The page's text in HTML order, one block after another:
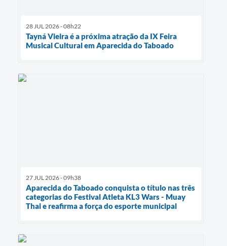
28 JUL 2026 - 08h22
Tayná Vieira é a próxima atração da IX Feira
Musical Cultural em Aparecida do Taboado
27 JUL 2026 - 09h38
Aparecida do Taboado conquista o título nas três
categorias do Festival Atleta KL3 Wars - Muay
Thai e reafirma a força do esporte municipal